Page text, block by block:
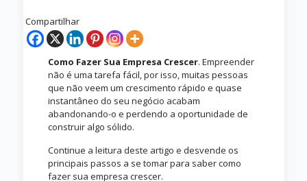
Compartilhar
Como Fazer Sua Empresa Crescer. Empreender
não é uma tarefa fácil, por isso, muitas pessoas
que não veem um crescimento rápido e quase
instantâneo do seu negócio acabam
abandonando-o e perdendo a oportunidade de
construir algo sólido.
Continue a leitura deste artigo e desvende os
principais passos a se tomar para saber como
fazer sua empresa crescer.